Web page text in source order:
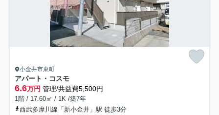
小金井市東町
アパート・コスモ
6.6万円 管理/共益費5,500円
1階 / 17.60㎡ / 1K /築7年
西武多摩川線「新小金井」駅 徒歩3分